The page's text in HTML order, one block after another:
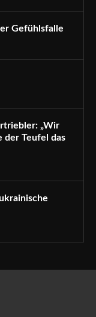
Gefühlsfalle
„Wir
der Teufel das